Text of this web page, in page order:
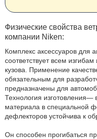
Физические свойства
компании Niken:
Комплекс аксессуаров для
соответствует всем
кузова. Применение
обязательным для
предназначены для
Технология изготовления—
материала в специальной
дефлекторов устойчива к
Он способен прогибаться